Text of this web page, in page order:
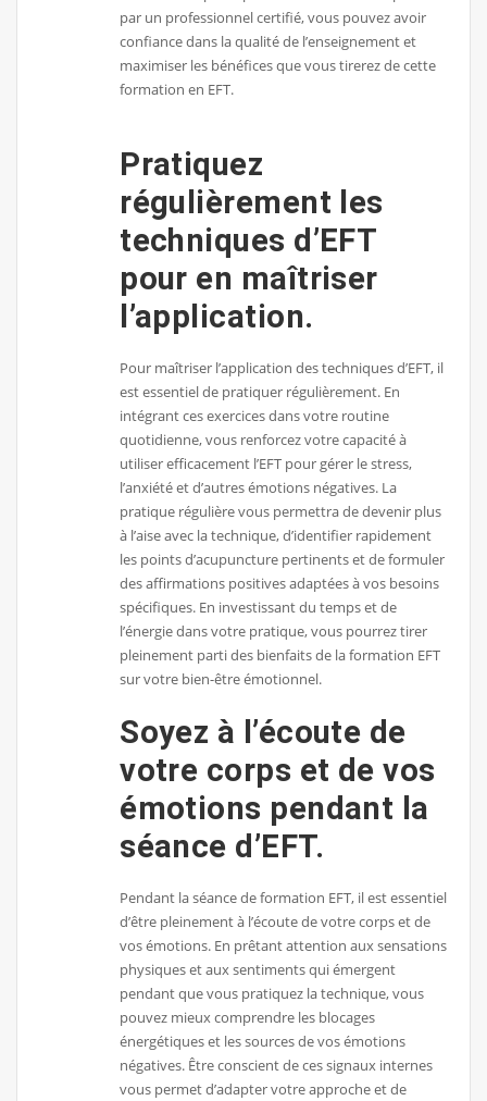
par un professionnel certifié, vous pouvez avoir
confiance dans la qualité de l’enseignement et
maximiser les bénéfices que vous tirerez de cette
formation en EFT.
Pratiquez
régulièrement les
techniques d’EFT
pour en maîtriser
l’application.
Pour maîtriser l’application des techniques d’EFT, il
est essentiel de pratiquer régulièrement. En
intégrant ces exercices dans votre routine
quotidienne, vous renforcez votre capacité à
utiliser efficacement l’EFT pour gérer le stress,
l’anxiété et d’autres émotions négatives. La
pratique régulière vous permettra de devenir plus
à l’aise avec la technique, d’identifier rapidement
les points d’acupuncture pertinents et de formuler
des affirmations positives adaptées à vos besoins
spécifiques. En investissant du temps et de
l’énergie dans votre pratique, vous pourrez tirer
pleinement parti des bienfaits de la formation EFT
sur votre bien-être émotionnel.
Soyez à l’écoute de
votre corps et de vos
émotions pendant la
séance d’EFT.
Pendant la séance de formation EFT, il est essentiel
d’être pleinement à l’écoute de votre corps et de
vos émotions. En prêtant attention aux sensations
physiques et aux sentiments qui émergent
pendant que vous pratiquez la technique, vous
pouvez mieux comprendre les blocages
énergétiques et les sources de vos émotions
négatives. Être conscient de ces signaux internes
vous permet d’adapter votre approche et de